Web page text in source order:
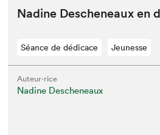
Nadine Desch­e­neaux en
Séance de dédicace Jeunesse
Auteur·rice
Nadine Descheneaux